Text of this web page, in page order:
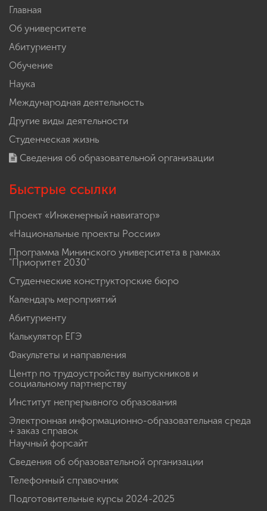
Главная
Об университете
Абитуриенту
Обучение
Наука
Международная деятельность
Другие виды деятельности
Студенческая жизнь
Сведения об образовательной организации
Быстрые ссылки
Проект «Инженерный навигатор»
«Национальные проекты России»
Программа Мининского университета в рамках
"Приоритет 2030"
Студенческие конструкторские бюро
Календарь мероприятий
Абитуриенту
Калькулятор ЕГЭ
Факультеты и направления
Центр по трудоустройству выпускников и
социальному партнерству
Институт непрерывного образования
Электронная информационно-образовательная среда
+ заказ справок
Научный форсайт
Сведения об образовательной организации
Телефонный справочник
Подготовительные курсы 2024-2025